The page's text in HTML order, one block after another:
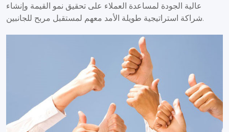
عالية الجودة لمساعدة العملاء على تحقيق نمو القيمة وإنشاء
شراكة استراتيجية طويلة الأمد معهم لمستقبل مربح للجانبين.